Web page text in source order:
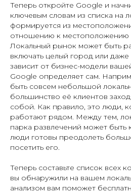
Теперь откройте Google и
ключевым словам из списка на
формируется из
отношению к местоположению
Локальный рынок может быть
включать целый город или
зависит от бизнес-модели
Google определяет сам.
быть совсем небольшой
большинство её клиентов
собой. Как правило, это люди,
работают рядом. Между тем,
парка развлечений может быть
люди готовы преодолеть
посетить его.
Теперь составьте список всех
вы обнаружили на вашем
анализом вам поможет